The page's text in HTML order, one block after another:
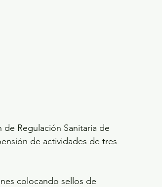
Regulación Sanitaria de
de actividades de tres
colocando sellos de